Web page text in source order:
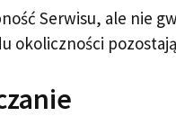
Serwisu, ale nie
okoliczności